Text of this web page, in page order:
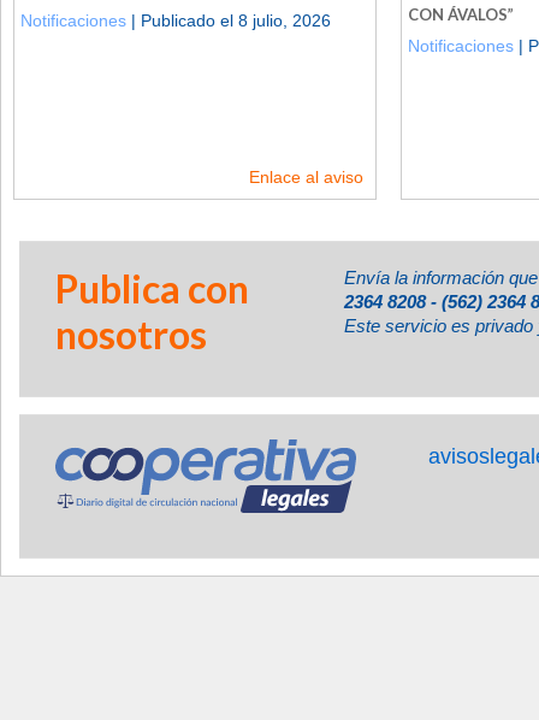
Notificaciones | Publicado el 8 julio, 2026
Enlace al aviso
CON ÁVALOS”
Notificaciones |
Publica con
nosotros
Envía la información
2364 8208 - (562) 2364
Este servicio es privado